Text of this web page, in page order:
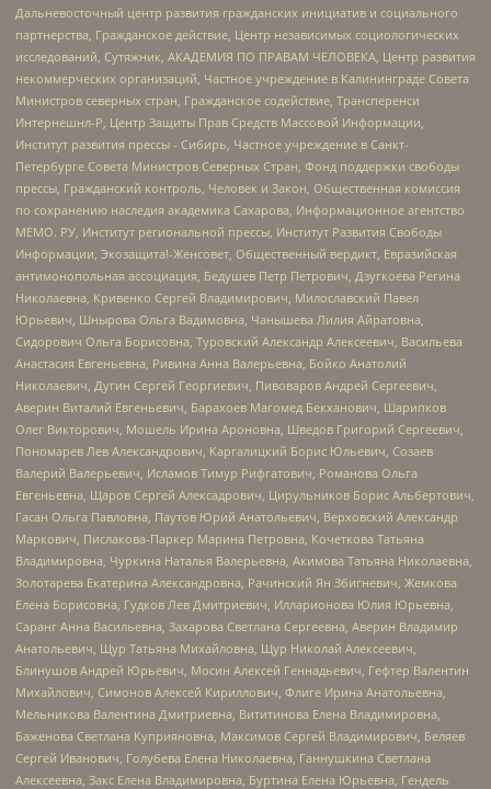
Дальневосточный центр развития гражданских инициатив и социального
партнерства, Гражданское действие, Центр независимых социологических
исследований, Сутяжник, АКАДЕМИЯ ПО ПРАВАМ ЧЕЛОВЕКА, Центр развития
некоммерческих организаций, Частное учреждение в Калининграде Совета
Министров северных стран, Гражданское содействие, Трансперенси
Интернешнл-Р, Центр Защиты Прав Средств Массовой Информации,
Институт развития прессы - Сибирь, Частное учреждение в Санкт-
Петербурге Совета Министров Северных Стран, Фонд поддержки свободы
прессы, Гражданский контроль, Человек и Закон, Общественная комиссия
по сохранению наследия академика Сахарова, Информационное агентство
МЕМО. РУ, Институт региональной прессы, Институт Развития Свободы
Информации, Экозащита!-Женсовет, Общественный вердикт, Евразийская
антимонопольная ассоциация, Бедушев Петр Петрович, Дзугкоева Регина
Николаевна, Кривенко Сергей Владимирович, Милославский Павел
Юрьевич, Шнырова Ольга Вадимовна, Чанышева Лилия Айратовна,
Сидорович Ольга Борисовна, Туровский Александр Алексеевич, Васильева
Анастасия Евгеньевна, Ривина Анна Валерьевна, Бойко Анатолий
Николаевич, Дугин Сергей Георгиевич, Пивоваров Андрей Сергеевич,
Аверин Виталий Евгеньевич, Барахоев Магомед Бекханович, Шарипков
Олег Викторович, Мошель Ирина Ароновна, Шведов Григорий Сергеевич,
Пономарев Лев Александрович, Каргалицкий Борис Юльевич, Созаев
Валерий Валерьевич, Исламов Тимур Рифгатович, Романова Ольга
Евгеньевна, Щаров Сергей Алексадрович, Цирульников Борис Альбертович,
Гасан Ольга Павловна, Паутов Юрий Анатольевич, Верховский Александр
Маркович, Пислакова-Паркер Марина Петровна, Кочеткова Татьяна
Владимировна, Чуркина Наталья Валерьевна, Акимова Татьяна Николаевна,
Золотарева Екатерина Александровна, Рачинский Ян Збигневич, Жемкова
Елена Борисовна, Гудков Лев Дмитриевич, Илларионова Юлия Юрьевна,
Саранг Анна Васильевна, Захарова Светлана Сергеевна, Аверин Владимир
Анатольевич, Щур Татьяна Михайловна, Щур Николай Алексеевич,
Блинушов Андрей Юрьевич, Мосин Алексей Геннадьевич, Гефтер Валентин
Михайлович, Симонов Алексей Кириллович, Флиге Ирина Анатольевна,
Мельникова Валентина Дмитриевна, Вититинова Елена Владимировна,
Баженова Светлана Куприяновна, Максимов Сергей Владимирович, Беляев
Сергей Иванович, Голубева Елена Николаевна, Ганнушкина Светлана
Алексеевна, Закс Елена Владимировна, Буртина Елена Юрьевна, Гендель